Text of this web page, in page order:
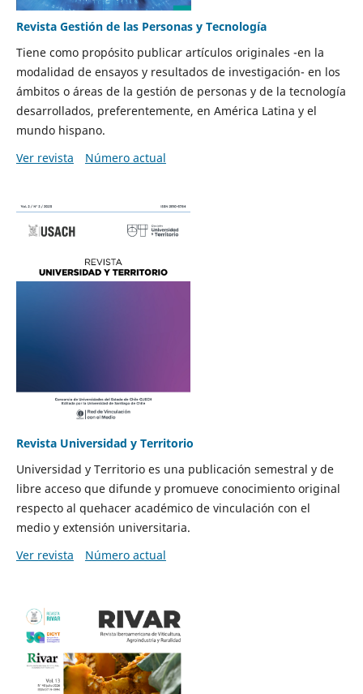
Revista Gestión de las Personas y Tecnología
Tiene como propósito publicar artículos originales -en la
modalidad de ensayos y resultados de investigación- en los
ámbitos o áreas de la gestión de personas y de la tecnología
desarrollados, preferentemente, en América Latina y el
mundo hispano.
Ver revista
Número actual
Revista Universidad y Territorio
Universidad y Territorio es una publicación semestral y de
libre acceso que difunde y promueve conocimiento original
respecto al quehacer académico de vinculación con el
medio y extensión universitaria.
Ver revista
Número actual